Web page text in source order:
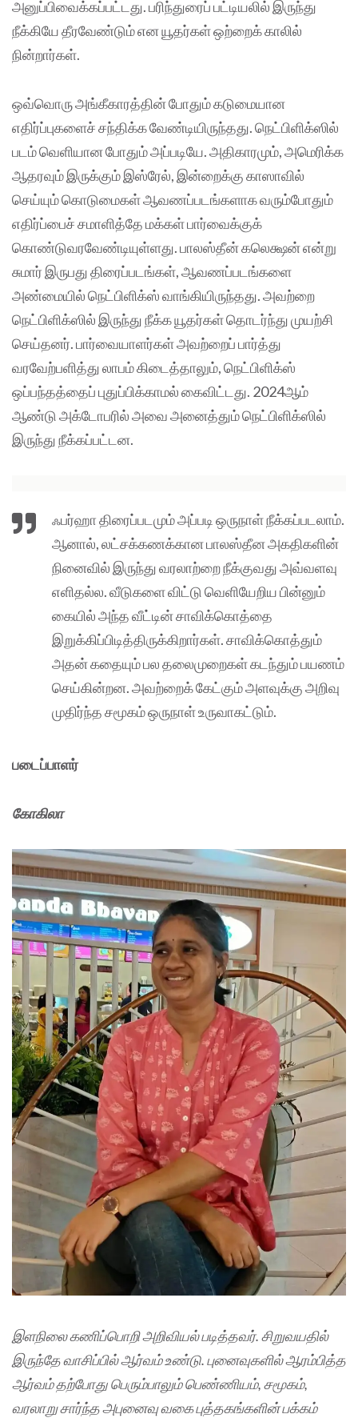
அனுப்பிவைக்கப்பட்டது. பரிந்துரைப் பட்டியலில் இருந்து
நீக்கியே தீரவேண்டும் என யூதர்கள் ஒற்றைக் காலில்
நின்றார்கள்.
ஒவ்வொரு அங்கீகாரத்தின் போதும் கடுமையான
எதிர்ப்புகளைச் சந்திக்க வேண்டியிருந்தது. நெட்பிளிக்ஸில்
படம் வெளியான போதும் அப்படியே. அதிகாரமும், அமெரிக்க
ஆதரவும் இருக்கும் இஸ்ரேல், இன்றைக்கு காஸாவில்
செய்யும் கொடுமைகள் ஆவணப்படங்களாக வரும்போதும்
எதிர்ப்பைச் சமாளித்தே மக்கள் பார்வைக்குக்
கொண்டுவரவேண்டியுள்ளது. பாலஸ்தீன் கலெக்ஷன் என்று
சுமார் இருபது திரைப்படங்கள், ஆவணப்படங்களை
அண்மையில் நெட்பிளிக்ஸ் வாங்கியிருந்தது. அவற்றை
நெட்பிளிக்ஸில் இருந்து நீக்க யூதர்கள் தொடர்ந்து முயற்சி
செய்தனர். பார்வையாளர்கள் அவற்றைப் பார்த்து
வரவேற்பளித்து லாபம் கிடைத்தாலும், நெட்பிளிக்ஸ்
ஒப்பந்தத்தைப் புதுப்பிக்காமல் கைவிட்டது. 2024ஆம்
ஆண்டு அக்டோபரில் அவை அனைத்தும் நெட்பிளிக்ஸில்
இருந்து நீக்கப்பட்டன.
ஃபர்ஹா திரைப்படமும் அப்படி ஒருநாள் நீக்கப்படலாம்.
ஆனால், லட்சக்கணக்கான பாலஸ்தீன அகதிகளின்
நினைவில் இருந்து வரலாற்றை நீக்குவது அவ்வளவு
எளிதல்ல. வீடுகளை விட்டு வெளியேறிய பின்னும்
கையில் அந்த வீட்டின் சாவிக்கொத்தை
இறுக்கிப்பிடித்திருக்கிறார்கள். சாவிக்கொத்தும்
அதன் கதையும் பல தலைமுறைகள் கடந்தும் பயணம்
செய்கின்றன. அவற்றைக் கேட்கும் அளவுக்கு அறிவு
முதிர்ந்த சமூகம் ஒருநாள் உருவாகட்டும்.
படைப்பாளர்
கோகிலா
இளநிலை கணிப்பொறி அறிவியல் படித்தவர். சிறுவயதில்
இருந்தே வாசிப்பில் ஆர்வம் உண்டு. புனைவுகளில் ஆரம்பித்த
ஆர்வம் தற்போது பெரும்பாலும் பெண்ணியம், சமூகம்,
வரலாறு சார்ந்த அபுனைவு வகை புத்தகங்களின் பக்கம்